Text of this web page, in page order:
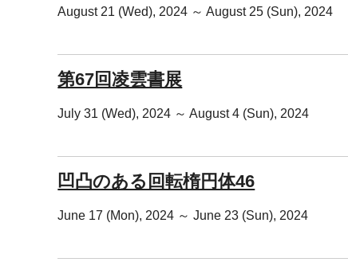
August 21 (Wed), 2024 ～ August 25 (Sun), 2024
第67回凌雲書展
July 31 (Wed), 2024 ～ August 4 (Sun), 2024
凹凸のある回転楕円体46
June 17 (Mon), 2024 ～ June 23 (Sun), 2024